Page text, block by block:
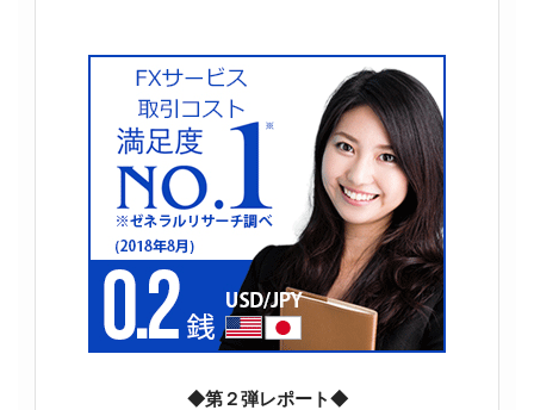
◆第２弾レポート◆